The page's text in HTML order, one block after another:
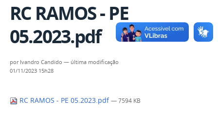
RC RAMOS - PE
05.2023.pdf
por Ivandro Candido — última modificação
01/11/2023 15h28
RC RAMOS - PE 05.2023.pdf — 7594 KB